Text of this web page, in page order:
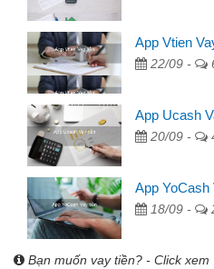
App Vtien
22/09 -
App Ucash
20/09 -
App YoCash
18/09 -
Bạn muốn vay tiền? - Click xem